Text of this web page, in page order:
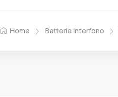
Home Batterie Interfono